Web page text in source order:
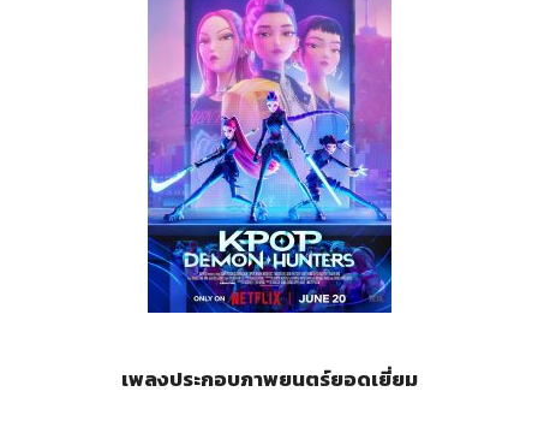
เพลงประกอบภาพยนตร์ยอดเยี่ยม